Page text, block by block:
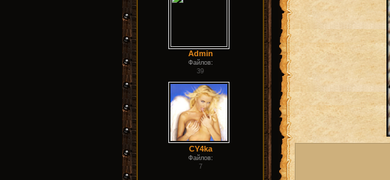
Admin
Файлов:
39
CY4ka
Файлов:
7